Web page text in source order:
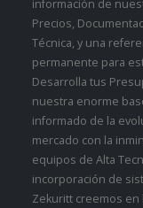
información de
Precios,
Técnica, y una
permanente para
Desarrolla tus
nuestra enorme
informado de la
mercado con la
equipos de Alta
incorporación de
Zekuritt creemos en